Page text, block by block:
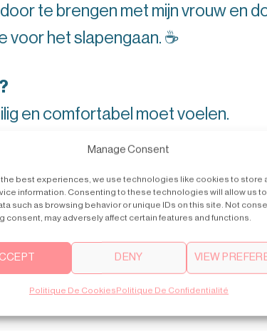
Manage Consent
the best experiences, we use technologies like cookies to store
information. Consenting to these technologies will allow us to
such as browsing behavior or unique IDs on this site. Not
consent, may adversely affect certain features and functions.
DENY VIEW
Politique De CookiesPolitique De Confidentialité
door te brengen met mijn vrouw en
voor het slapengaan. ☕️
en comfortabel moet voelen.
of -functies?
verdiepingen.
display en alle informatie
tussen de prachtige kunstmuren